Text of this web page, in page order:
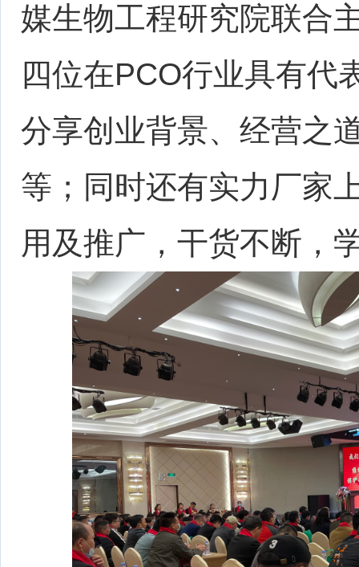
媒生物工程研究院联合
四位在PCO行业具有代
分享创业背景、经营之
等；同时还有实力厂家
用及推广，干货不断，